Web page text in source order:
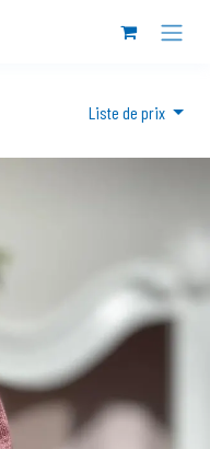
Liste de prix